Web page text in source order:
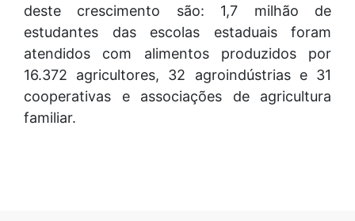
deste crescimento são: 1,7 milhão de
estudantes das escolas estaduais foram
atendidos com alimentos produzidos por
16.372 agricultores, 32 agroindústrias e 31
cooperativas e associações de agricultura
familiar.